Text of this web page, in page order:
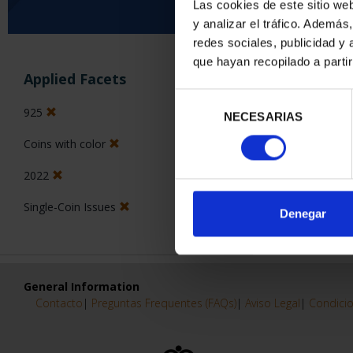
Las cookies de este sitio
y analizar el tráfico.
redes sociales, publicidad y
que hayan recopilado a
consentimiento
NECESARIAS
Denegar
Applied Facets
925
Coins with color
2022
Single-Coin Issues
0 Products found
General Information
Contacto | Preguntas Frequentes (FAQs)| Aviso Legal |